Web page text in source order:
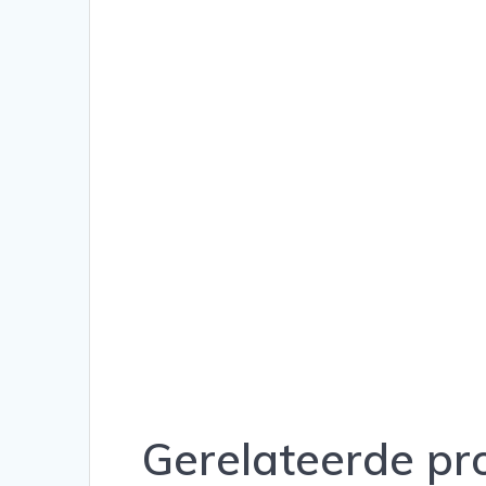
Gerelateerde